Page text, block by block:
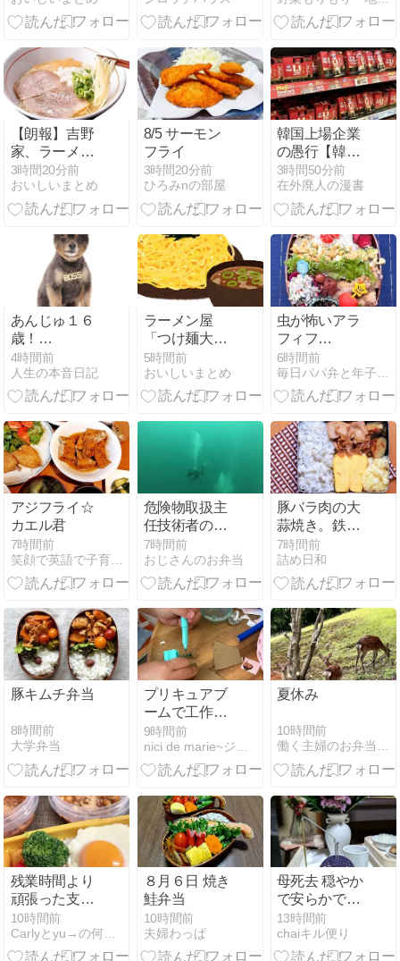
菜編
【朗報】吉野
家、ラーメン
チェーンに参
入
3時間20分前
おいしいまとめ
8/5 サーモン
フライ
3時間20分前
ひろみnの部屋
韓国上場企業
の愚行【韓国
生活】それパ
クりじゃねー
の？
3時間50分前
在外廃人の漫書
あんじゅ１６
歳！
happybirthday！！
4時間前
人生の本音日記
ラーメン屋
「つけ麺大盛
り無料！」ワ
イ「ほーん」
5時間前
おいしいまとめ
虫が怖いアラ
フィフ
夫、、、使え
ない、、、
6時間前
アジフライ☆
カエル君
7時間前
危険物取扱主
任技術者の資
格、無し
【ano Week】
絶絶絶絶対聖
7時間前
おじさんのお弁当
豚バラ肉の大
蒜焼き。鉄フ
ライパンと強
火の魅力。
7時間前
詰め日和
豚キムチ弁当
8時間前
大学弁当
プリキュアブ
ームで工作い
ろいろ
9時間前
夏休み
10時間前
残業時間より
頑張った支度
～チリコンカ
ン弁当
10時間前
Carlyとyu→の何処かいくぅー
８月６日 焼き
鮭弁当
10時間前
夫婦わっぱ
母死去 穏やか
で安らかでし
た
13時間前
chaiキル便り